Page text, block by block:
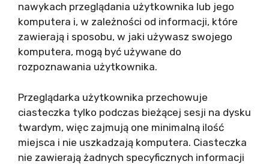
nawykach przeglądania użytkownika lub jego
komputera i, w zależności od informacji, które
zawierają i sposobu, w jaki używasz swojego
komputera, mogą być używane do
rozpoznawania użytkownika.
Przeglądarka użytkownika przechowuje
ciasteczka tylko podczas bieżącej sesji na dysku
twardym, więc zajmują one minimalną ilość
miejsca i nie uszkadzają komputera. Ciasteczka
nie zawierają żadnych specyficznych informacji